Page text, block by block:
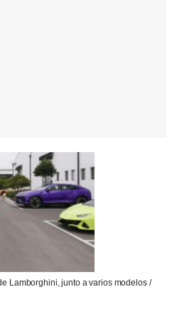
Lamborghini, junto a varios modelos /